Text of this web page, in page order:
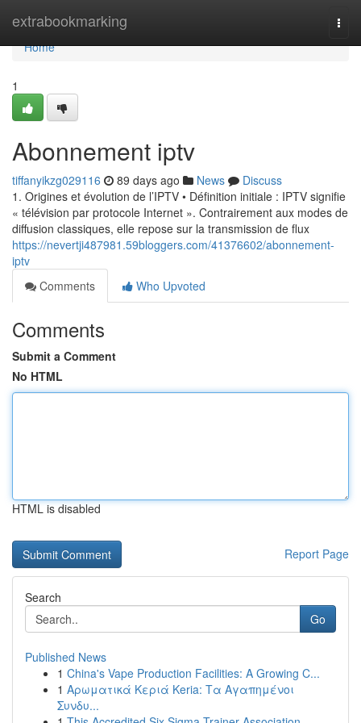
extrabookmarking
Home
Home
1
Abonnement iptv
tiffanyikzg029116 89 days ago News
Discuss
1. Origines et évolution de l’IPTV • Définition initiale : IPTV signifie
« télévision par protocole Internet ». Contrairement aux modes de
diffusion classiques, elle repose sur la transmission de flux
https://nevertji487981.59bloggers.com/41376602/abonnement-
iptv
Comments
Who Upvoted
Comments
Submit a Comment
No HTML
HTML is disabled
Report Page
Search
Go
Published News
1 China's Vape Production Facilities: A Growing C...
1 Αρωματικά Κεριά Keria: Τα Αγαπημένοι
Συνδυ...